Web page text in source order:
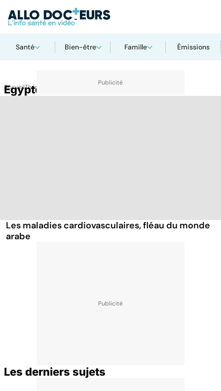
Santé Bien-être Famille Émissions
AccueilThématiques
Egypte
Les maladies cardiovasculaires, fléau du monde
arabe
Les derniers sujets